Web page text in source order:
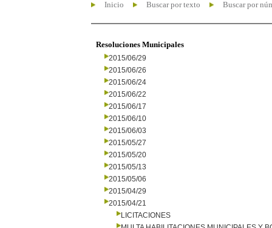
Inicio Buscar por texto Buscar por
Resoluciones Municipales
2015/06/29
2015/06/26
2015/06/24
2015/06/22
2015/06/17
2015/06/10
2015/06/03
2015/05/27
2015/05/20
2015/05/13
2015/05/06
2015/04/29
2015/04/21
LICITACIONES